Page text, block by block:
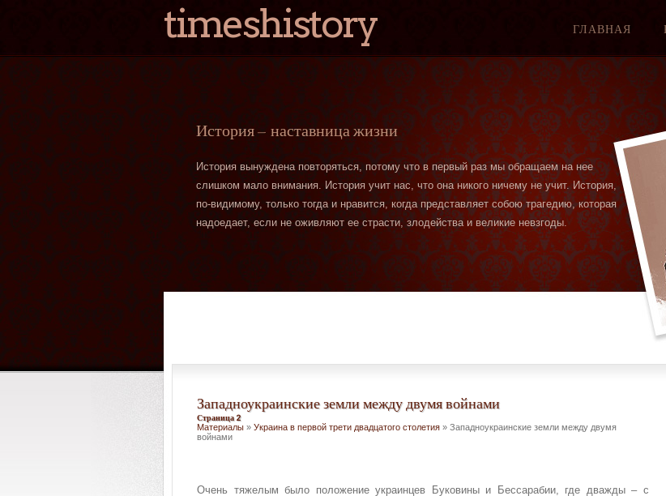
timeshistory ГЛАВНАЯ
История — наставница жизни
История вынуждена повторяться, потому что в первый раз мы обращаем на нее
слишком мало внимания. История учит нас, что она никого ничему не учит. История,
по-видимому, только тогда и нравится, когда представляет собою трагедию, которая
надоедает, если не оживляют ее страсти, злодейства и великие невзгоды.
Западноукраинские земли между двумя войнами
Страница 2
Материалы » Украина в первой трети двадцатого столетия » Западноукраинские земли между двумя
войнами
Очень тяжелым было положение украинцев Буковины и Бессарабии, где дважды – с